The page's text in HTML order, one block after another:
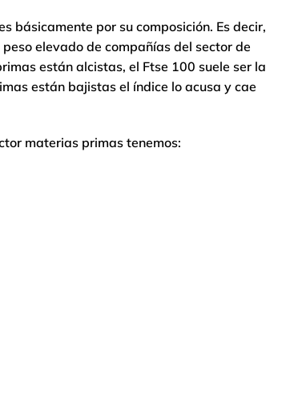
básicamente por su composición. Es decir,
elevado de compañías del sector de
están alcistas, el Ftse 100 suele ser la
están bajistas el índice lo acusa y cae
materias primas tenemos: